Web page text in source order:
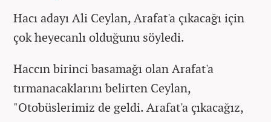
Hacı adayı Ali Ceylan, Arafat'a çıkacağı için
çok heyecanlı olduğunu söyledi.
Haccın birinci basamağı olan Arafat'a
tırmanacaklarını belirten Ceylan,
"Otobüslerimiz de geldi. Arafat'a çıkacağız,